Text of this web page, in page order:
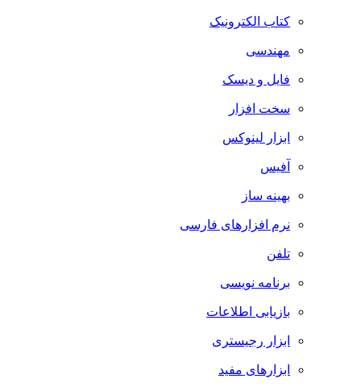
کتاب الکترونیک
مهندسی
فایل و دیسک
سخت افزار
ابزار لینوکس
آفیس
بهینه ساز
نرم افزارهای فارسی
تلفن
برنامه نویسی
بازیابی اطلاعات
ابزار رجیستری
ابزارهای مفید